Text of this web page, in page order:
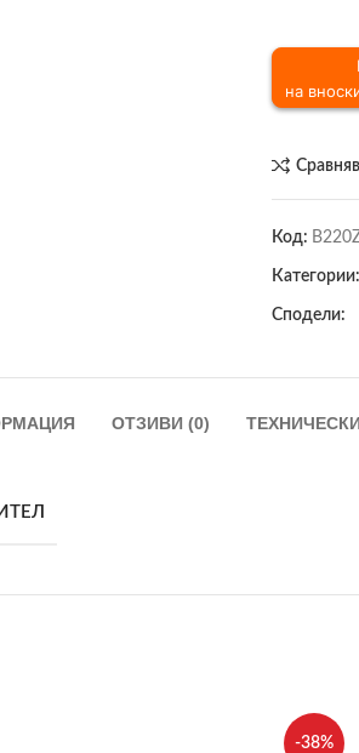
на
Код:
Категории:
Сподели:
ОТЗИВИ (0)
-38%